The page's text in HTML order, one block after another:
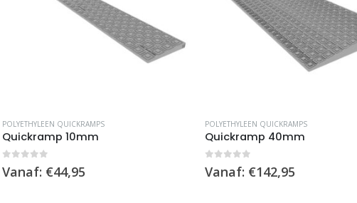
POLYETHYLEEN QUICKRAMPS
Quickramp 10mm
out of 5
Vanaf: €44,95
POLYETHYLEEN QUICKRAMPS
Quickramp 40mm
out of 5
Vanaf: €142,95